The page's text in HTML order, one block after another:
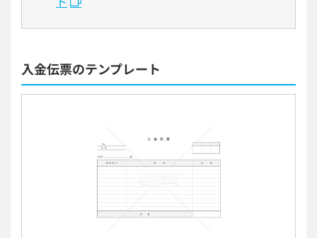
入金伝票のテンプレート